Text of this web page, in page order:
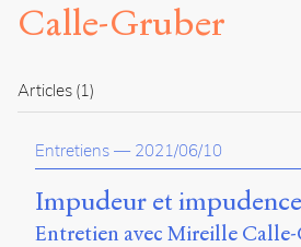
revue
Présentation
Publier
À
propos
du
site
Archipel
Calle-Gruber
Articles (1)
Entretiens — 2021/06/10
Impudeur et
Entretien avec Mireille